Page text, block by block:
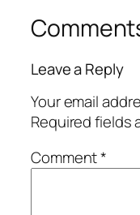
Leave a Reply
Your email
Required fields
Comment*